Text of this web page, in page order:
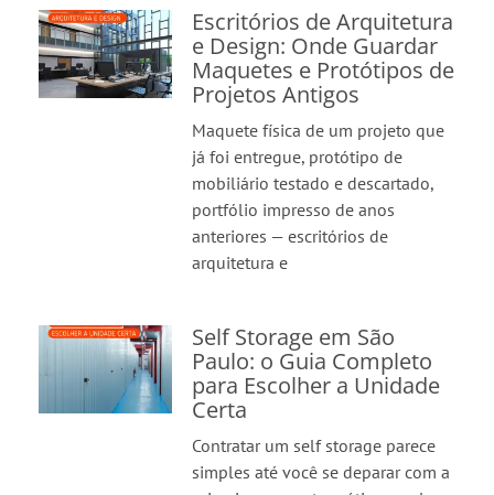
Escritórios de Arquitetura
e Design: Onde Guardar
Maquetes e Protótipos de
Projetos Antigos
Maquete física de um projeto que
já foi entregue, protótipo de
mobiliário testado e descartado,
portfólio impresso de anos
anteriores — escritórios de
arquitetura e
Self Storage em São
Paulo: o Guia Completo
para Escolher a Unidade
Certa
Contratar um self storage parece
simples até você se deparar com a